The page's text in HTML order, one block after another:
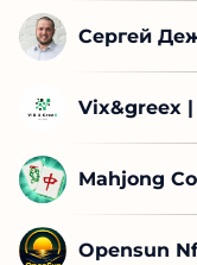
Сергей
Vix&greex
Mahjong
Opensun